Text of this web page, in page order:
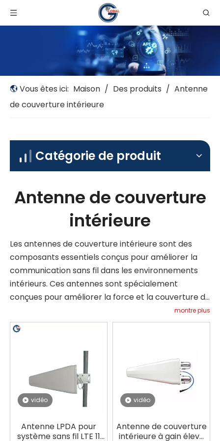
Vous êtes ici: Maison / Des produits / Antenne
de couverture intérieure
Catégorie de produit
Antenne de couverture
intérieure
Les antennes de couverture intérieure sont des
composants essentiels conçus pour améliorer la
communication sans fil dans les environnements
intérieurs. Ces antennes sont spécialement
conçues pour améliorer la force et la couverture du
signal, garantissant ainsi une connectivité fiable et
cohérente pour les appareils tels que les
portables. Ils jouent un rôle crucial dans
l'amélioration des performances des réseaux
mobiles, du Wi-Fi et d'autres systèmes sans fil dans
les bâtiments, les bureaux, les centres
commerciaux, les hôpitaux et les sites à grande
couverture intérieure est d'éliminer les zones
montre plus
vidéo
Antenne LPDA pour
système sans fil LTE 11
vidéo
Antenne de couverture
intérieure à gain élevé